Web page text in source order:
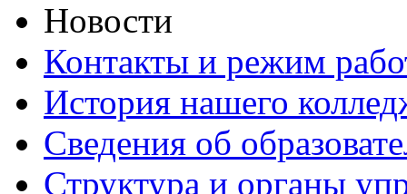
Новости
Контакты и режим
История нашего
Сведения об
Структура и органы